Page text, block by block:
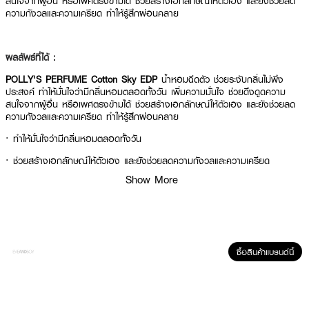
ความกังวลและความเครียด ทำให้รู้สึกผ่อนคลาย
ผลลัพธ์ที่ได้ :
POLLY'S PERFUME Cotton Sky EDP น้ำหอมฉีดตัว ช่วยระงับกลิ่นไม่พึง
ประสงค์ ทำให้มั่นใจว่ามีกลิ่นหอมตลอดทั้งวัน เพิ่มความมั่นใจ ช่วยดึงดูดความ
สนใจจากผู้อื่น หรือเพศตรงข้ามได้ ช่วยสร้างเอกลักษณ์ให้ตัวเอง และยังช่วยลด
ความกังวลและความเครียด ทำให้รู้สึกผ่อนคลาย
· ทำให้มั่นใจว่ามีกลิ่นหอมตลอดทั้งวัน
· ช่วยสร้างเอกลักษณ์ให้ตัวเอง และยังช่วยลดความกังวลและความเครียด
ฉีดพรมตามร่างกาย หรือบนเครื่องแต่งกาย
Show More
ซื้อสินค้าแบรนด์นี้